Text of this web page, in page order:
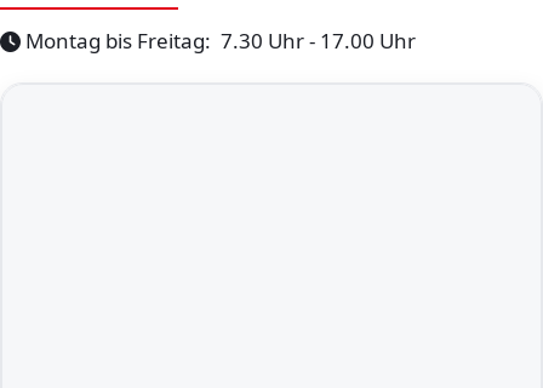
Montag bis Freitag: 7.30 Uhr - 17.00 Uhr